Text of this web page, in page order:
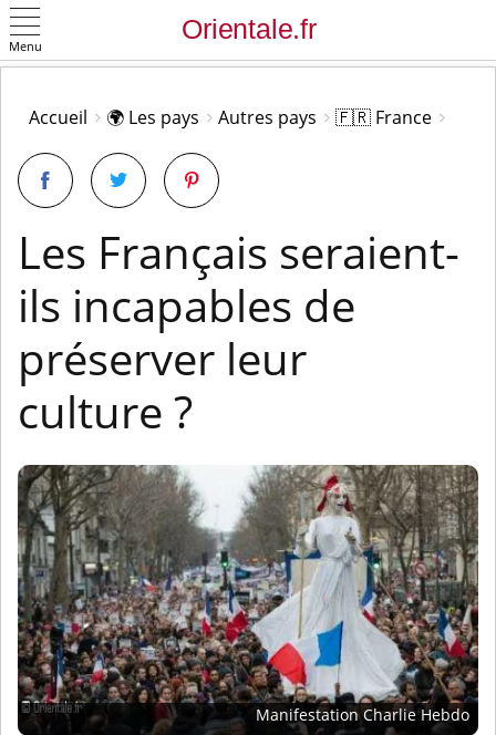
Menu
Accueil 🌍 Les pays Autres pays 🇫🇷 France
Les Français seraient-
ils incapables de
préserver leur
culture ?
Manifestation Charlie Hebdo